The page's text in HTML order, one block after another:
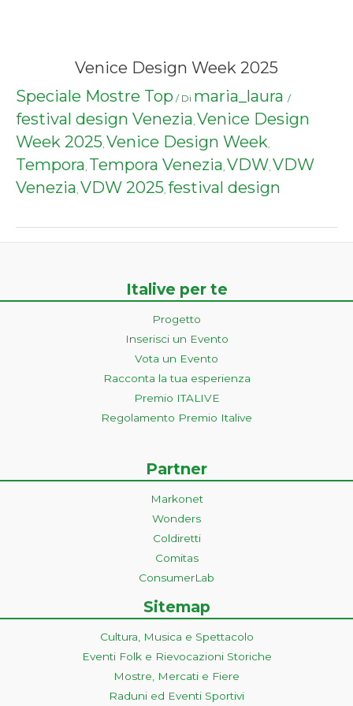
Venice Design Week 2025
Speciale Mostre Top / Di maria_laura /
festival design Venezia, Venice Design
Week 2025, Venice Design Week,
Tempora, Tempora Venezia, VDW, VDW
Venezia, VDW 2025, festival design
Italive per te
Progetto
Inserisci un Evento
Vota un Evento
Racconta la tua esperienza
Premio ITALIVE
Regolamento Premio Italive
Partner
Markonet
Wonders
Coldiretti
Comitas
ConsumerLab
Sitemap
Cultura, Musica e Spettacolo
Eventi Folk e Rievocazioni Storiche
Mostre, Mercati e Fiere
Raduni ed Eventi Sportivi